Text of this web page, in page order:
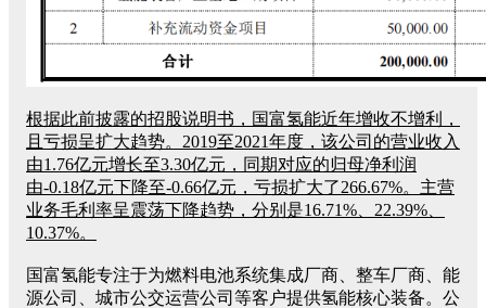
根据此前披露的招股说明书，国富氢能近年增收不增利，
且亏损呈扩大趋势。2019至2021年度，该公司的营业收入
由1.76亿元增长至3.30亿元，同期对应的归母净利润
由-0.18亿元下降至-0.66亿元，亏损扩大了266.67%。主营
业务毛利率呈震荡下降趋势，分别是16.71%、22.39%、
10.37%。
国富氢能专注于为燃料电池系统集成厂商、整车厂商、能
源公司、城市公交运营公司等客户提供氢能核心装备。公